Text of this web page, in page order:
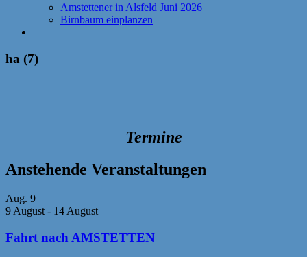
Amstettener in Alsfeld Juni 2026
Birnbaum einplanzen
ha (7)
Termine
Anstehende Veranstaltungen
Aug. 9
9 August - 14 August
Fahrt nach AMSTETTEN